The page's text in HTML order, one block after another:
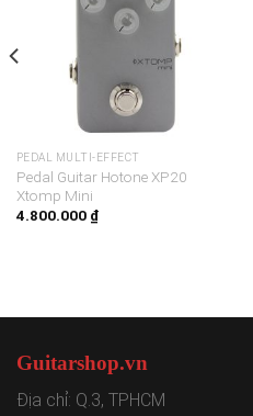
PEDAL MULTI-EFFECT
Pedal Guitar Hotone XP20
Xtomp Mini
4.800.000 ₫
Guitarshop.vn
Địa chỉ: Q.3, TPHCM